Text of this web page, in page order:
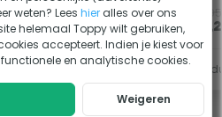
Op voorraad
Bekijk
weten? Leeshier alles over ons
helemaal Toppy wilt gebruiken,
accepteert. Indien je kiest voor
en analytische cookies.
Weigeren